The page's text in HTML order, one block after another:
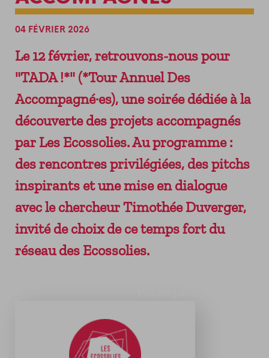
04 FÉVRIER 2026
Le 12 février, retrouvons-nous pour
"TADA !*" (*Tour Annuel Des
Accompagné·es), une soirée dédiée à la
découverte des projets accompagnés
par Les Ecossolies. Au programme :
des rencontres privilégiées, des pitchs
inspirants et une mise en dialogue
avec le chercheur Timothée Duverger,
invité de choix de ce temps fort du
réseau des Ecossolies.
ADHÉRER
NEWSLETTER
VENIR AU SOLILAB
LES SERVICES
PERMANENCES GRATUITES
LES ÉVÉNEMENTS ENTREPRENEURIAUX
LA HALLE DU FINANCEMENT
DEMAIN MODE D’EMPLOI
LE FORUM DES ACHATS INNOVANTS ET
RESPONSABLES